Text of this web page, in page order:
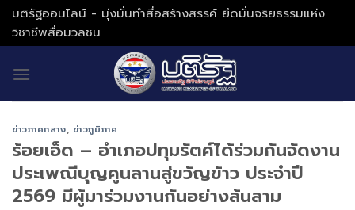
Skip
to
content
มติรัฐออนไลน์ - มุ่งมั่นทำสื่อสร้างสรรค์ ยึดมั่นจริยธรรมแห่ง
วิชาชีพสื่อมวลชน
ข่าวภาคกลาง, ข่าวภูมิภาค
ร้อยเอ็ด – อำเภอปทุมรัตค์ได้ร่วมกันจัดงาน
ประเพณีบุญคูนลานสู่ขวัญข้าว ประจำปี
2569 มีผู้มาร่วมงานกันอย่างล้นลาม